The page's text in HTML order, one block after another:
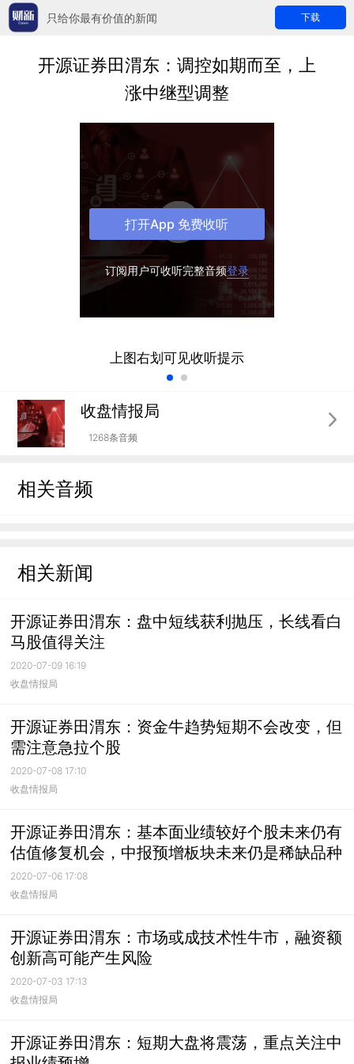
只给你最有价值的新闻 下载
开源证券田渭东：调控如期而至，上
涨中继型调整
订阅用户可收听完整音频登录
打开App 免费收听
上图右划可见收听提示
收盘情报局
1268条音频
相关音频
相关新闻
开源证券田渭东：盘中短线获利抛压，长线看白
马股值得关注
2020-07-09 16:19
收盘情报局
开源证券田渭东：资金牛趋势短期不会改变，但
需注意急拉个股
2020-07-08 17:10
收盘情报局
开源证券田渭东：基本面业绩较好个股未来仍有
估值修复机会，中报预增板块未来仍是稀缺品种
2020-07-06 17:08
收盘情报局
开源证券田渭东：市场或成技术性牛市，融资额
创新高可能产生风险
2020-07-03 17:13
收盘情报局
开源证券田渭东：短期大盘将震荡，重点关注中